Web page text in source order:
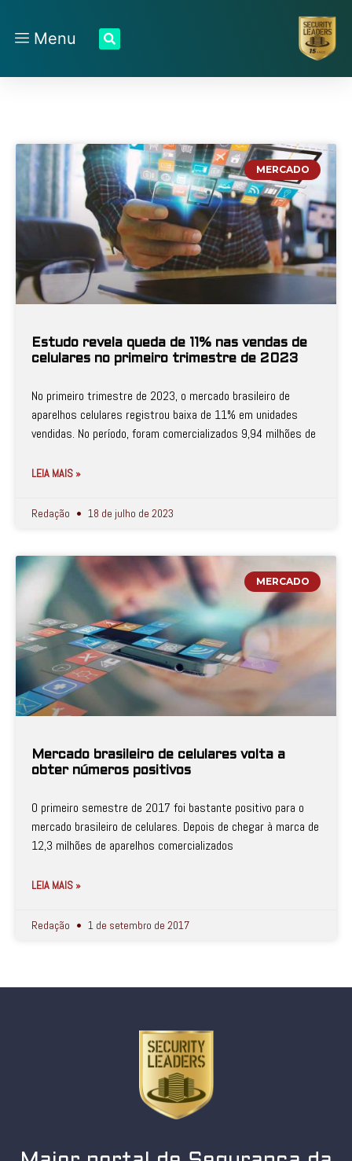
Menu
MERCADO
Estudo revela queda de 11% nas vendas de
celulares no primeiro trimestre de 2023
No primeiro trimestre de 2023, o mercado brasileiro de
aparelhos celulares registrou baixa de 11% em unidades
vendidas. No período, foram comercializados 9,94 milhões de
LEIA MAIS »
Redação 18 de julho de 2023
MERCADO
Mercado brasileiro de celulares volta a
obter números positivos
O primeiro semestre de 2017 foi bastante positivo para o
mercado brasileiro de celulares. Depois de chegar à marca de
12,3 milhões de aparelhos comercializados
LEIA MAIS »
Redação 1 de setembro de 2017